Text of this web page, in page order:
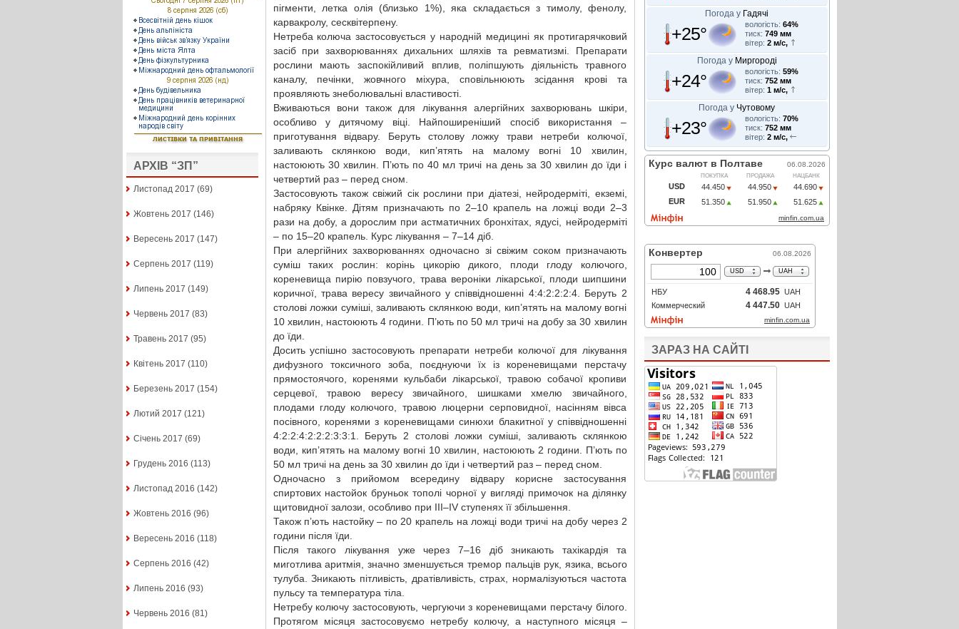
АРХІВ “ЗП”
Листопад 2017 (69)
Жовтень 2017 (146)
Вересень 2017 (147)
Серпень 2017 (119)
Липень 2017 (149)
Червень 2017 (83)
Травень 2017 (95)
Квітень 2017 (110)
Березень 2017 (154)
Лютий 2017 (121)
Січень 2017 (69)
Грудень 2016 (113)
Листопад 2016 (142)
Жовтень 2016 (96)
Вересень 2016 (118)
Серпень 2016 (42)
Липень 2016 (93)
Червень 2016 (81)
пігменти, летка олія (близько 1%), яка складається з тимолу, фенолу,
карвакролу, сесквітерпену.
Нетреба колюча застосовується у народній медицині як протигарячковий
засіб при захворюваннях дихальних шляхів та ревматизмі. Препарати
рослини мають заспокійливий вплив, поліпшують діяльність травного
каналу, печінки, жовчного міхура, сповільнюють зсідання крові та
проявляють знеболювальні властивості.
Вживаються вони також для лікування алергійних захворювань шкіри,
особливо у дитячому віці. Найпоширеніший спосіб використання –
приготування відвару. Беруть столову ложку трави нетреби колючої,
заливають склянкою води, кип’ятять на малому вогні 10 хвилин,
настоюють 30 хвилин. П’ють по 40 мл тричі на день за 30 хвилин до їди і
четвертий раз – перед сном.
Застосовують також свіжий сік рослини при діатезі, нейродерміті, екземі,
набряку Квінке. Дітям призначають по 2–10 крапель на ложці води 2–3
рази на добу, а дорослим при астматичних бронхітах, ядусі, нейродерміті
– по 15–20 крапель. Курс лікування – 7–14 діб.
При алергійних захворюваннях одночасно зі свіжим соком призначають
суміш таких рослин: корінь цикорію дикого, плоди глоду колючого,
кореневища пирію повзучого, трава вероніки лікарської, плоди шипшини
коричної, трава вересу звичайного у співвідношенні 4:4:2:2:2:4. Беруть 2
столові ложки суміші, заливають склянкою води, кип’ятять на малому вогні
10 хвилин, настоюють 4 години. П’ють по 50 мл тричі на добу за 30 хвилин
до їди.
Досить успішно застосовують препарати нетреби колючої для лікування
дифузного токсичного зоба, поєднуючи їх iз кореневищами перстачу
прямостоячого, коренями кульбаби лікарської, травою собачої кропиви
серцевої, травою вересу звичайного, шишками хмелю звичайного,
плодами глоду колючого, травою люцерни серповидної, насінням вівса
посівного, коренями з кореневищами синюхи блакитної у співвідношенні
4:2:2:4:2:2:2:3:3:1. Беруть 2 столові ложки суміші, заливають склянкою
води, кип’ятять на малому вогні 10 хвилин, настоюють 2 години. П’ють по
50 мл тричі на день за 30 хвилин до їди і четвертий раз – перед сном.
Одночасно з прийомом всередину відвару корисне застосування
спиртових настойок бруньок тополі чорної у вигляді примочок на ділянку
щитовидної залози, особливо при III–IV ступенях її збільшення.
Також п’ють настойку – по 20 крапель на ложці води тричі на добу через 2
години після їди.
Після такого лікування уже через 7–16 діб зникають тахікардія та
миготлива аритмія, значно зменшується тремор пальців рук, язика, всього
тулуба. Зникають пітливість, дратівливість, страх, нормалізуються частота
пульсу та температура тіла.
Нетребу колючу застосовують, чергуючи з кореневищами перстачу білого.
Протягом місяця застосовуємо нетребу колючу, а наступного місяця –
Погода у Гадячі
+25° вологість: 64%
тиск: 749 мм
вітер: 2 м/с,
Погода у Миргороді
+24° вологість: 59%
тиск: 752 мм
вітер: 1 м/с,
Погода у Чутовому
+23° вологість: 70%
тиск: 752 мм
вітер: 2 м/с,
ЗАРАЗ НА САЙТІ